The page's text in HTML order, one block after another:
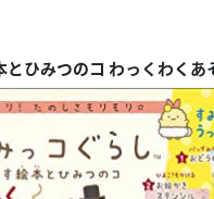
とひみつのコ わっくわくあ